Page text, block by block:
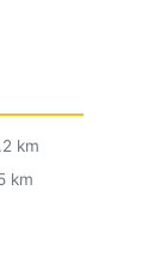
km
km